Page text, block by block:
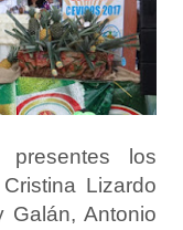
presentes los
Lizardo
Galán, Antonio